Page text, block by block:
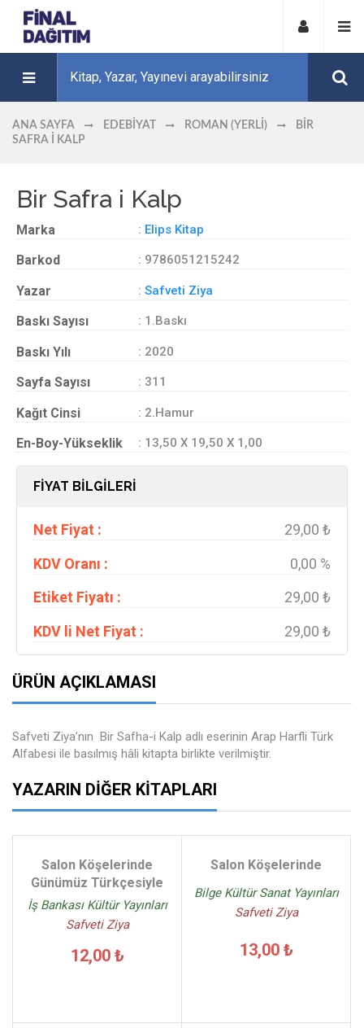
ANA SAYFA EDEBIYAT ROMAN (YERLI)
BIR
SAFRA I KALP
Bir Safra i Kalp
Marka : Elips Kitap
Barkod : 9786051215242
Yazar : Safveti Ziya
Baskı Sayısı : 1.Baskı
Baskı Yılı : 2020
Sayfa Sayısı : 311
Kağıt Cinsi : 2.Hamur
En-Boy-Yükseklik : 13,50 X 19,50 X 1,00
FİYAT BİLGİLERİ
Net Fiyat :
29,00 ₺
KDV Oranı :
0,00 %
Etiket Fiyatı :
29,00 ₺
KDV li Net Fiyat :
29,00 ₺
ÜRÜN AÇIKLAMASI
Safveti Ziya’nın Bir Safha-i Kalp adlı eserinin Arap Harfli Türk
Alfabesi ile basılmış hâli kitapta birlikte verilmiştir.
YAZARIN DIĞER KITAPLARI
Salon Köşelerinde
Günümüz Türkçesiyle
İş Bankası Kültür Yayınları
Safveti Ziya
12,00 ₺
Salon Köşelerinde
Bilge Kültür Sanat Yayınları
Safveti Ziya
13,00 ₺